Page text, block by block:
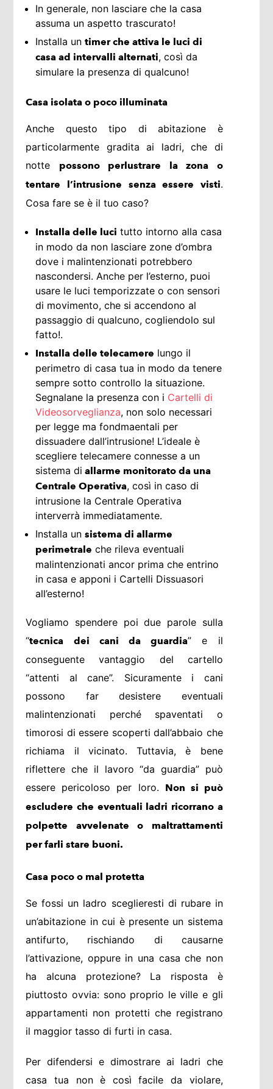
In generale, non lasciare che la casa
assuma un aspetto trascurato!
Installa untimer che attiva le luci di
casa ad intervalli alternati, così da
simulare la presenza di qualcuno!
Casa isolata o poco illuminata
Anche questo tipo di abitazione è
particolarmente gradita ai ladri, che di
notte possono perlustrare la zona o
tentare l’intrusione senza essere visti.
Cosa fare se è il tuo caso?
Installa delle luci tutto intorno alla casa
in modo da non lasciare zone d’ombra
dove i malintenzionati potrebbero
nascondersi. Anche per l’esterno, puoi
usare le luci temporizzate o con sensori
di movimento, che si accendono al
passaggio di qualcuno, cogliendolo sul
fatto!.
Installa delle telecamere lungo il
perimetro di casa tua in modo da tenere
sempre sotto controllo la situazione.
Segnalane la presenza con i Cartelli di
Videosorveglianza, non solo necessari
per legge ma fondmaentali per
dissuadere dall’intrusione! L’ideale è
scegliere telecamere connesse a un
sistema di allarme monitorato da una
Centrale Operativa, così in caso di
intrusione la Centrale Operativa
interverrà immediatamente.
Installa unsistema di allarme
perimetrale che rileva eventuali
malintenzionati ancor prima che entrino
in casa e apponi i Cartelli Dissuasori
all’esterno!
Vogliamo spendere poi due parole sulla
“tecnica dei cani da guardia” e il
conseguente vantaggio del cartello
“attenti al cane”. Sicuramente i cani
possono far desistere eventuali
malintenzionati perché spaventati o
timorosi di essere scoperti dall’abbaio che
richiama il vicinato. Tuttavia, è bene
riflettere che il lavoro “da guardia” può
essere pericoloso per loro.
Non si può
escludere che eventuali ladri ricorrano a
polpette avvelenate o maltrattamenti
per farli stare buoni.
Casa poco o mal protetta
Se fossi un ladro sceglieresti di rubare in
un’abitazione in cui è presente un sistema
antifurto, rischiando di causarne
l’attivazione, oppure in una casa che non
ha alcuna protezione? La risposta è
piuttosto ovvia: sono proprio le ville e gli
appartamenti non protetti che registrano
il maggior tasso di furti in casa.
Per difendersi e dimostrare ai ladri che
casa tua non è così facile da violare,